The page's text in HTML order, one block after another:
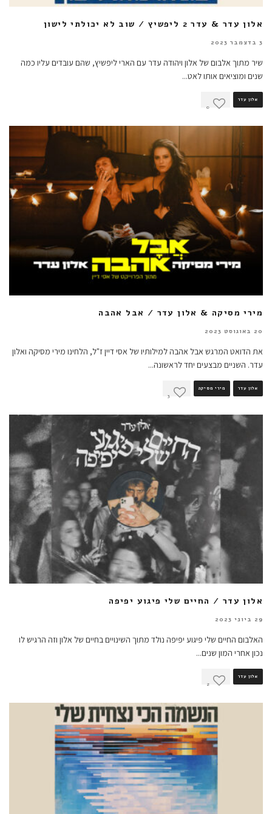
אלון עדר & עדר 2 ליפשיץ / שוב לא יכולתי לישון
3 בדצמבר 2023
שיר מתוך אלבום של אלון ויהודה עדר עם הארי ליפשיץ, שהם עובדים עליו כמה
שנים ומוציאים אותו לאט...
אלון עדר
0
מירי מסיקה & אלון עדר / אבל אהבה
20 באוגוסט 2023
את הדואט המרגש אבל אהבה למילותיו של אסי דיין ז"ל, הלחינו מירי מסיקה ואלון
עדר. השניים מבצעים יחד לראשונה...
אלון עדר מירי מסיקה
3
אלון עדר / החיים שלי פיגוע יפיפה
29 ביוני 2023
האלבום החיים שלי פיגוע יפיפה נולד מתוך השינויים בחיים של אלון וזה הרגיש לו
נכון אחרי המון שנים...
אלון עדר
2